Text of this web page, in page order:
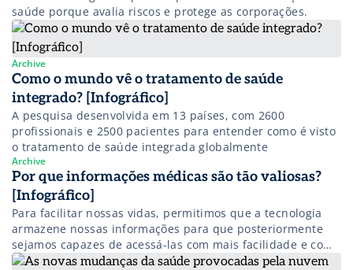
saúde porque avalia riscos e protege as corporações.
Archive
Como o mundo vê o tratamento de saúde
integrado? [Infográfico]
A pesquisa desenvolvida em 13 países, com 2600
profissionais e 2500 pacientes para entender como é visto
o tratamento de saúde integrada globalmente
Archive
Por que informações médicas são tão valiosas?
[Infográfico]
Para facilitar nossas vidas, permitimos que a tecnologia
armazene nossas informações para que posteriormente
sejamos capazes de acessá-las com mais facilidade e com
mais qualidade